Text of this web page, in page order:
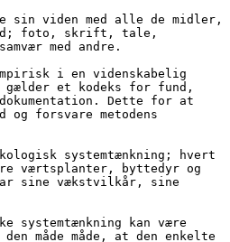
sin viden med alle de midler,
foto, skrift, tale,
med andre.
i en videnskabelig
gælder et kodeks for fund,
Dette for at
forsvare metodens
systemtænkning; hvert
værtsplanter, byttedyr og
sine vækstvilkår, sine
systemtænkning kan være
måde måde, at den enkelte